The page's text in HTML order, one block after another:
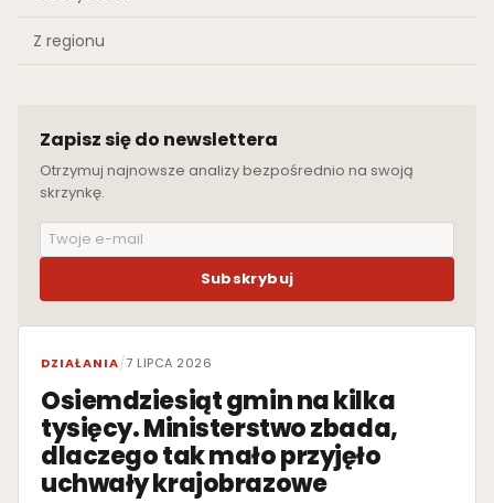
Z regionu
Zapisz się do newslettera
Otrzymuj najnowsze analizy bezpośrednio na swoją
skrzynkę.
Subskrybuj
WYRÓŻNIONE
DZIAŁANIA/7 LIPCA 2026
Osiemdziesiąt gmin na kilka
tysięcy. Ministerstwo zbada,
dlaczego tak mało przyjęło
uchwały krajobrazowe